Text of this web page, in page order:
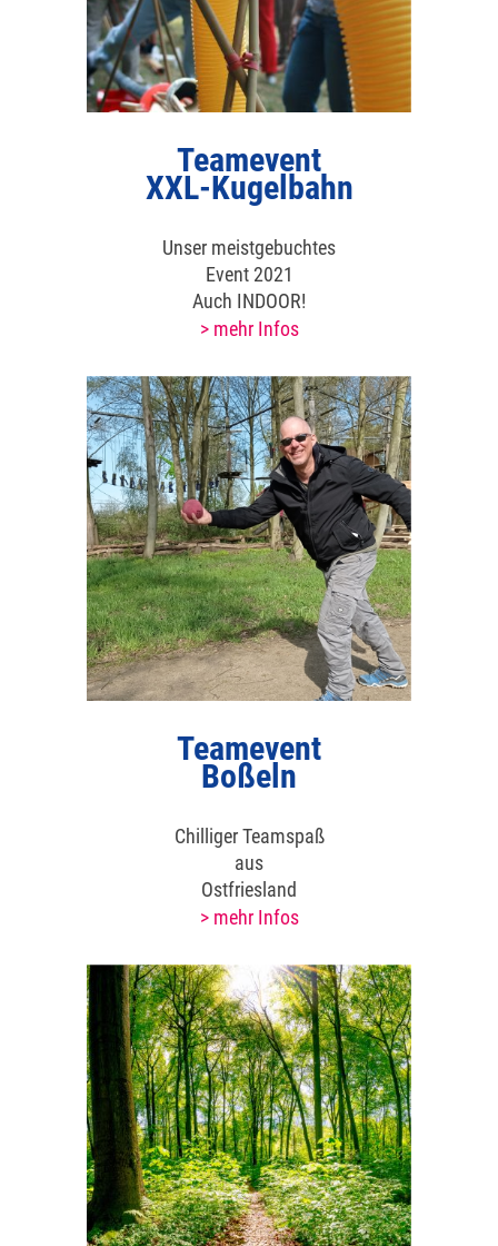
Teamevent
XXL-Kugelbahn
Unser meistgebuchtes
Event 2021
Auch INDOOR!
> mehr Infos
Teamevent
Boßeln
Chilliger Teamspaß
aus
Ostfriesland
> mehr Infos